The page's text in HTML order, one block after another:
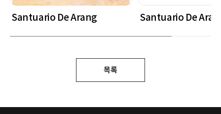
Santuario De Arang Santuario De
목록